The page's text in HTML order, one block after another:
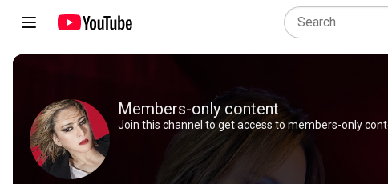
Members-only content
Join this channel to get access to members-only